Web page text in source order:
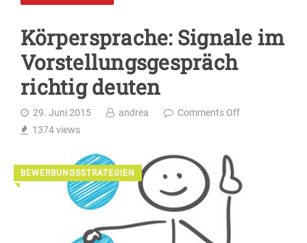
Körpersprache: Signale im
Vorstellungsgespräch
richtig deuten
29. Juni 2015 andrea
Comments Off
1374views
BEWERBUNGSSTRATEGIEN
◥